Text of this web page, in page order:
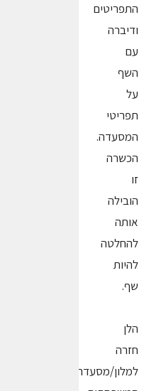
התפריטים
ודיברה
עם
השף
על
תפריטי
המסעדה.
הכשרה
זו
הובילה
אותה
להחלטה
להיות
שף.
הלן
חזרה
למלון/מסעדה